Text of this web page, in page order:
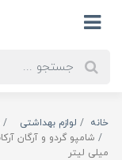
خانه لوازم بهداشتی
میلی لیتر